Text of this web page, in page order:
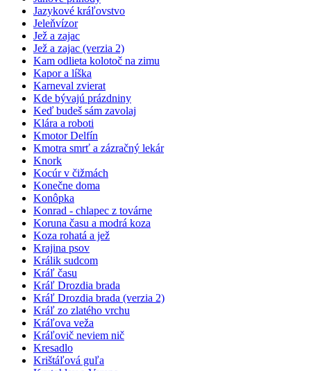
Jazykové kráľovstvo
Jeleňvízor
Jež a zajac
Jež a zajac (verzia 2)
Kam odlieta kolotoč na zimu
Kapor a líška
Karneval zvierat
Kde bývajú prázdniny
Keď budeš sám zavolaj
Klára a roboti
Kmotor Delfín
Kmotra smrť a zázračný lekár
Knork
Kocúr v čižmách
Konečne doma
Konôpka
Konrad - chlapec z továrne
Koruna času a modrá koza
Koza rohatá a jež
Krajina psov
Králik sudcom
Kráľ času
Kráľ Drozdia brada
Kráľ Drozdia brada (verzia 2)
Kráľ zo zlatého vrchu
Kráľova veža
Kráľovič neviem nič
Kresadlo
Krištáľová guľa